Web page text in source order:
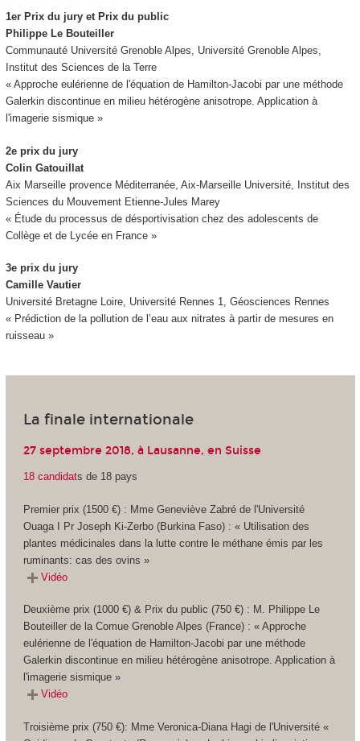
1er Prix du jury et Prix du public
Philippe Le Bouteiller
Communauté Université Grenoble Alpes, Université Grenoble Alpes,
Institut des Sciences de la Terre
« Approche eulérienne de l'équation de Hamilton-Jacobi par une méthode
Galerkin discontinue en milieu hétérogène anisotrope. Application à
l'imagerie sismique »
2e prix du jury
Colin Gatouillat
Aix Marseille provence Méditerranée, Aix-Marseille Université, Institut des
Sciences du Mouvement Etienne-Jules Marey
« Étude du processus de désportivisation chez des adolescents de
Collège et de Lycée en France »
3e prix du jury
Camille Vautier
Université Bretagne Loire, Université Rennes 1, Géosciences Rennes
« Prédiction de la pollution de l’eau aux nitrates à partir de mesures en
ruisseau »
La finale internationale
27 septembre 2018, à Lausanne, en Suisse
18 candidats de 18 pays
Premier prix (1500 €) : Mme Geneviève Zabré de l'Université
Ouaga I Pr Joseph Ki-Zerbo (Burkina Faso) : « Utilisation des
plantes médicinales dans la lutte contre le méthane émis par les
ruminants: cas des ovins »
Vidéo
Deuxième prix (1000 €) & Prix du public (750 €) : M. Philippe Le
Bouteiller de la Comue Grenoble Alpes (France) : « Approche
eulérienne de l'équation de Hamilton-Jacobi par une méthode
Galerkin discontinue en milieu hétérogène anisotrope. Application à
l'imagerie sismique »
Vidéo
Troisième prix (750 €): Mme Veronica-Diana Hagi de l'Université «